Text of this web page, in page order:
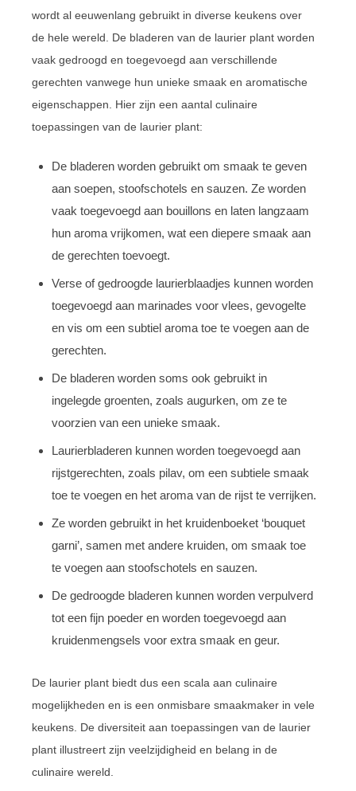
wordt al eeuwenlang gebruikt in diverse keukens over
de hele wereld. De bladeren van de laurier plant worden
vaak gedroogd en toegevoegd aan verschillende
gerechten vanwege hun unieke smaak en aromatische
eigenschappen. Hier zijn een aantal culinaire
toepassingen van de laurier plant:
De bladeren worden gebruikt om smaak te geven
aan soepen, stoofschotels en sauzen. Ze worden
vaak toegevoegd aan bouillons en laten langzaam
hun aroma vrijkomen, wat een diepere smaak aan
de gerechten toevoegt.
Verse of gedroogde laurierblaadjes kunnen worden
toegevoegd aan marinades voor vlees, gevogelte
en vis om een subtiel aroma toe te voegen aan de
gerechten.
De bladeren worden soms ook gebruikt in
ingelegde groenten, zoals augurken, om ze te
voorzien van een unieke smaak.
Laurierbladeren kunnen worden toegevoegd aan
rijstgerechten, zoals pilav, om een subtiele smaak
toe te voegen en het aroma van de rijst te verrijken.
Ze worden gebruikt in het kruidenboeket ‘bouquet
garni’, samen met andere kruiden, om smaak toe
te voegen aan stoofschotels en sauzen.
De gedroogde bladeren kunnen worden verpulverd
tot een fijn poeder en worden toegevoegd aan
kruidenmengsels voor extra smaak en geur.
De laurier plant biedt dus een scala aan culinaire
mogelijkheden en is een onmisbare smaakmaker in vele
keukens. De diversiteit aan toepassingen van de laurier
plant illustreert zijn veelzijdigheid en belang in de
culinaire wereld.